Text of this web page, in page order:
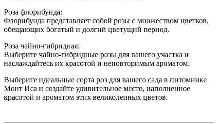
Роза флорибунда:
Флорибунда представляет собой розы с множеством цветков,
обещающих богатый и долгий цветущий период.
Роза чайно-гибридная:
Выберите чайно-гибридные розы для вашего участка и
наслаждайтесь их красотой и неповторимым ароматом.
Выберите идеальные сорта роз для вашего сада в питомнике
Монт Иса и создайте удивительное место, наполненное
красотой и ароматом этих великолепных цветов.